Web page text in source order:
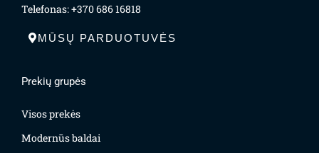
Telefonas: +370 686 16818
MŪSŲ PARDUOTUVĖS
Prekių grupės
Visos prekės
Modernūs baldai